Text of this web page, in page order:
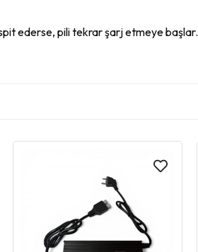
ederse, pili tekrar şarj etmeye başlar.